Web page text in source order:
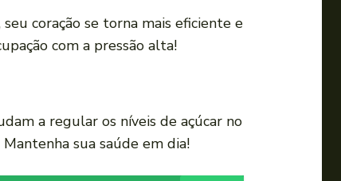
a
coração se torna mais eficiente e
com a pressão alta!
a regular os níveis de açúcar no
sua saúde em dia!